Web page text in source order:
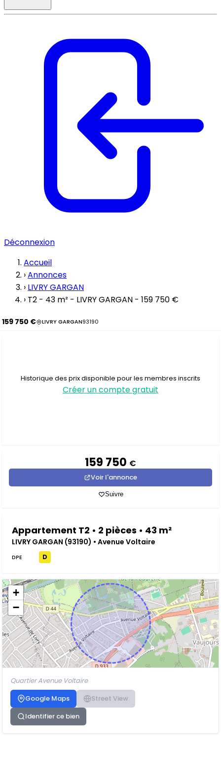
Déconnexion
Accueil
›Annonces
› LIVRY GARGAN
› T2 - 43 m² - LIVRY GARGAN - 159 750 €
159 750 € LIVRY GARGAN93190
Historique des prix disponible pour les membres inscrits
Créer un compte gratuit
159 750 €
Voir l'annonce
Suivre
Appartement T2 • 2 pièces • 43 m²
LIVRY GARGAN (93190) • Avenue Voltaire
DPE D
+
−
Quartier Avenue Voltaire
Google Maps
Street View
Identifier ce bien